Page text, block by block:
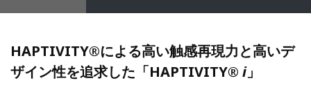
HAPTIVITY®による高い触感再現力と高いデ
ザイン性を追求した「HAPTIVITY®i」